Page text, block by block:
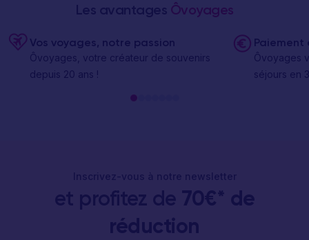
Les avantages Ôvoyages
Vos voyages, notre passion
Ôvoyages, votre créateur de souvenirs
depuis 20 ans !
Paiement
Ôvoyages
séjours en
Inscrivez-vous à notre newsletter
et profitez de 70€* de
réduction